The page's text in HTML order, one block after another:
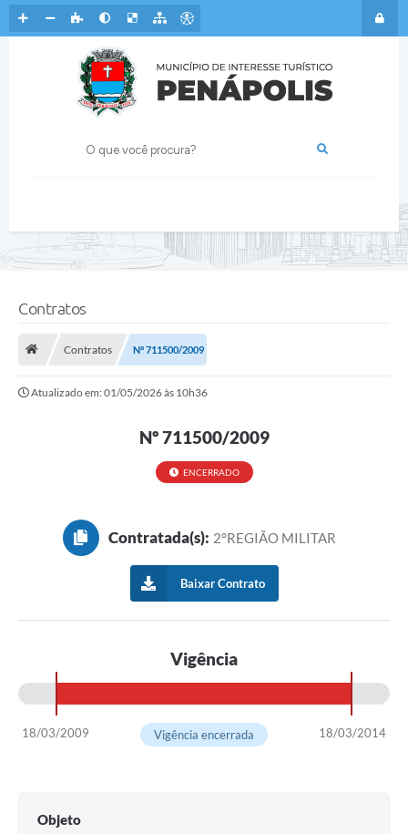
Contratos
Contratos Nº 711500/2009
Atualizado em: 01/05/2026 às 10h36
Nº 711500/2009
ENCERRADO
Contratada(s): 2°REGIÃO MILITAR
Baixar Contrato
Vigência
18/03/2009 18/03/2014
Vigência encerrada
Objeto